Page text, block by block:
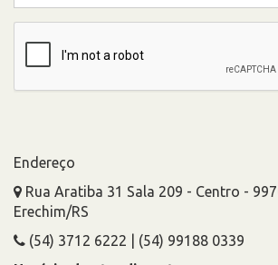
Endereço
Rua Aratiba 31 Sala 209 - Centro -
Erechim/RS
(54) 3712 6222 | (54) 99188 0339